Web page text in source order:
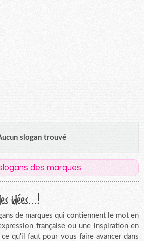
slogan trouvé
des marques
idées...!
de marques qui contiennent le mot en
française ou une inspiration en
qu'il faut pour vous faire avancer dans